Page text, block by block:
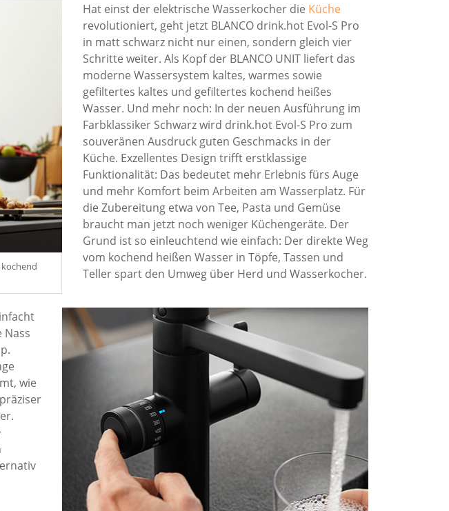
Hat einst der elektrische Wasserkocher die Küche
revolutioniert, geht jetzt BLANCO drink.hot Evol-S Pro
in matt schwarz nicht nur einen, sondern gleich vier
Schritte weiter. Als Kopf der BLANCO UNIT liefert das
moderne Wassersystem kaltes, warmes sowie
gefiltertes kaltes und gefiltertes kochend heißes
Wasser. Und mehr noch: In der neuen Ausführung im
Farbklassiker Schwarz wird drink.hot Evol-S Pro zum
souveränen Ausdruck guten Geschmacks in der
Küche. Exzellentes Design trifft erstklassige
Funktionalität: Das bedeutet mehr Erlebnis fürs Auge
und mehr Komfort beim Arbeiten am Wasserplatz. Für
die Zubereitung etwa von Tee, Pasta und Gemüse
braucht man jetzt noch weniger Küchengeräte. Der
Grund ist so einleuchtend wie einfach: Der direkte Weg
vom kochend heißen Wasser in Töpfe, Tassen und
Teller spart den Umweg über Herd und Wasserkocher.
Nass
wie